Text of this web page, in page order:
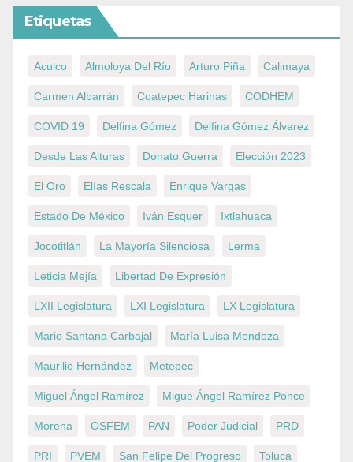
Etiquetas
Aculco Almoloya Del Río Arturo Piña Calimaya
Carmen Albarrán Coatepec Harinas CODHEM
COVID 19 Delfina Gómez Delfina Gómez Álvarez
Desde Las Alturas Donato Guerra Elección 2023
El Oro Elías Rescala Enrique Vargas
Estado De México Iván Esquer Ixtlahuaca
Jocotitlán La Mayoría Silenciosa Lerma
Leticia Mejía Libertad De Expresión
LXII Legislatura LXI Legislatura LX Legislatura
Mario Santana Carbajal María Luisa Mendoza
Maurilio Hernández Metepec
Miguel Ángel Ramírez Migue Ángel Ramírez Ponce
Morena OSFEM PAN Poder Judicial PRD
PRI PVEM San Felipe Del Progreso Toluca